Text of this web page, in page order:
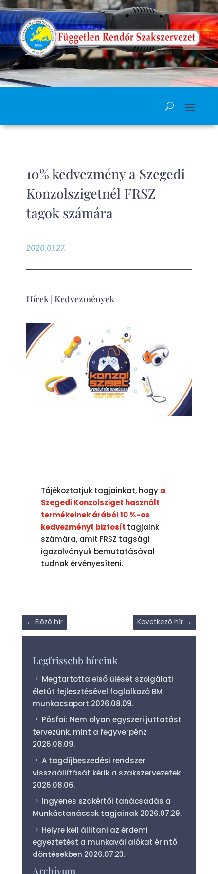
10% kedvezmény a Szegedi
Konzolszigetnél FRSZ
tagok számára
2020.01.27.
Hírek| Kedvezmények
Tájékoztatjuk tagjainkat, hogy a
Szegedi Konzolsziget használt
termékeinek árából 10 %-os
kedvezményt biztosít tagjaink
számára, amit FRSZ tagsági
igazolványuk bemutatásával
tudnak érvényesíteni.
← Előző hír Következő hír →
Legfrissebb híreink
Megtartotta első ülését szolgálati
életút fejlesztésével foglalkozó BM
munkacsoport 2026.08.09.
Pósfai: Nem olyan egyszeri juttatást
tervezünk, mint a fegyverpénz
2026.08.09.
A tagdíjbeszedési rendszer
visszaállítását kérik a szakszervezetek
2026.08.06.
Ingyenes szakértői tanácsadás a
Munkástanácsok tagjainak 2026.07.29.
Helyre kell állítani az érdemi
egyeztetést a munkavállalókat érintő
döntésekben 2026.07.23.
Archívum